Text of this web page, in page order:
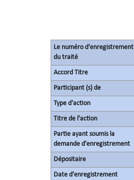
Le numéro d'enregistrement
du traité
Accord Titre
Participant (s) de
Type d'action
Titre de l'action
Partie ayant soumis la
demande d’enregistrement
Dépositaire
Date d'enregistrement